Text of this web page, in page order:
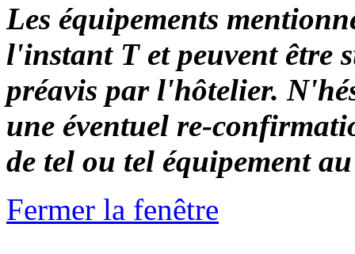
Les équipements
l'instant T et peuvent être
préavis par l'hôtelier.
une éventuel re-
de tel ou tel équipement
Fermer la fenêtre